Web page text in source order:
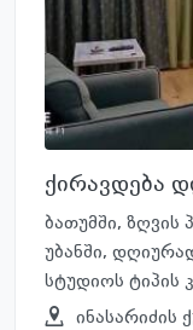
ქირავდება
ბათუმში,
უბანში,
სტუდიოს ტიპის
ინასარიძის